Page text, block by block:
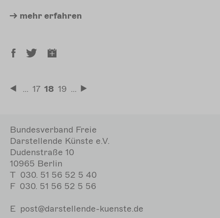
mehr erfahren
Seitennummerierung
… Seite
17 Aktuelle
18 Seite
19 …
Bundesverband Freie
Darstellende Künste e.V.
Dudenstraße 10
10965 Berlin
T 030. 51 56 52 5 40
F 030. 51 56 52 5 56
E post@darstellende-kuenste.de